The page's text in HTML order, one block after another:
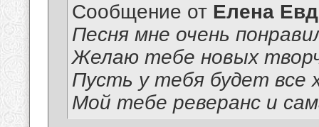
Сообщение от Елена
Песня мне очень
Желаю тебе новых
Пусть у тебя будет все
Мой тебе реверанс и